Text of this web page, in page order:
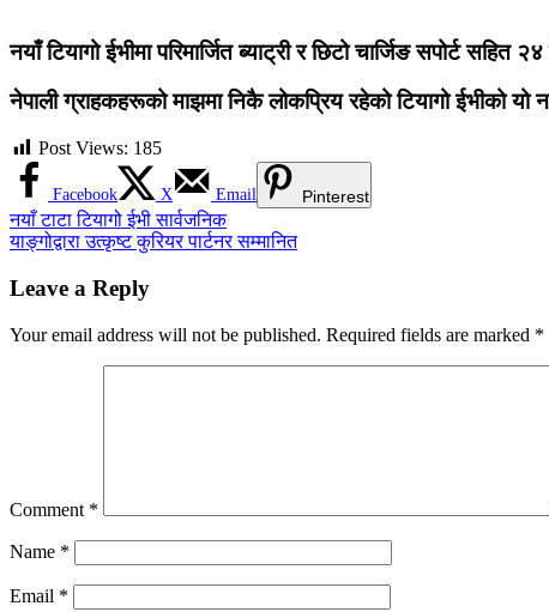
नयाँ टियागो ईभीमा परिमार्जित ब्याट्री र छिटो चार्जिङ सपोर्ट
नेपाली ग्राहकहरूको माझमा निकै लोकप्रिय रहेको टियागो ईभीको
Post Views: 185
Facebook X Email Pinterest
Post
navigation
नयाँ टाटा टियागो ईभी सार्वजनिक
याङ्गोद्वारा उत्कृष्ट कुरियर पार्टनर सम्मानित
Leave a Reply
Your email address will not be published. Required fields are marked *
Comment *
Name *
Email *